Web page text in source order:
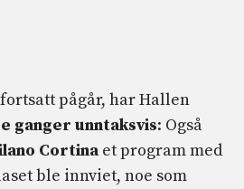
pågår, har Hallen
ganger unntaksvis: Også
Cortina et program med
ble innviet, noe som